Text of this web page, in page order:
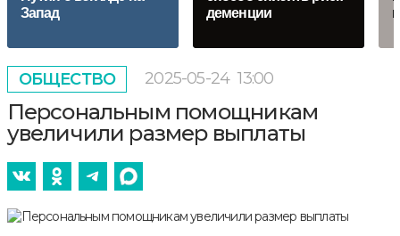
Запад
деменции
ОБЩЕСТВО 2025-05-24 13:00
Персональным помощникам
увеличили размер выплаты